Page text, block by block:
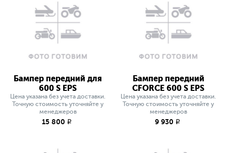
Бампер передний для
600 S EPS
Цена указана без учета доставки.
Точную стоимость уточняйте у
менеджеров
15 800 q
Бампер передний
СFORCE 600 S EPS
Цена указана без учета доставки.
Точную стоимость уточняйте у
менеджеров
9 930 q